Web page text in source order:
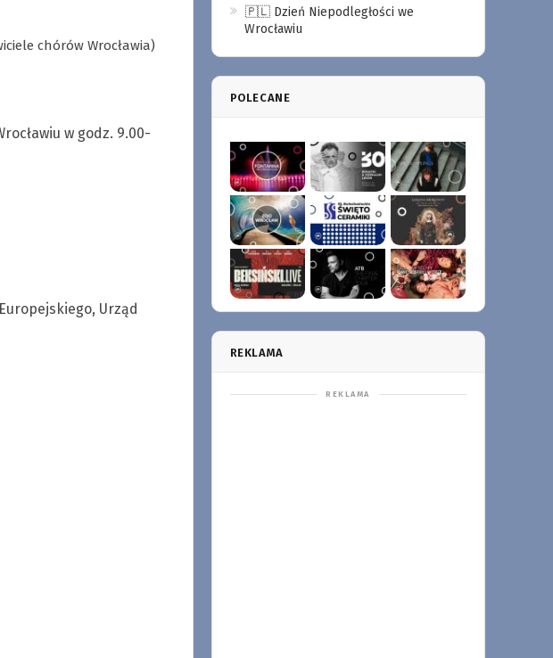
chórów Wrocławia)
w godz. 9.00-
Urząd
🇵🇱 Dzień Niepodległości we
Wrocławiu
POLECANE
REKLAMA